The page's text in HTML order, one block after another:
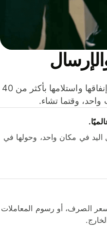
وفّر المال عند إرسال الأموال وإنفاقها واستلامها بأكثر من 40
وقتما تشاء.
في مكان واحد، وحولها في
الصرف، أو رسوم المعاملات